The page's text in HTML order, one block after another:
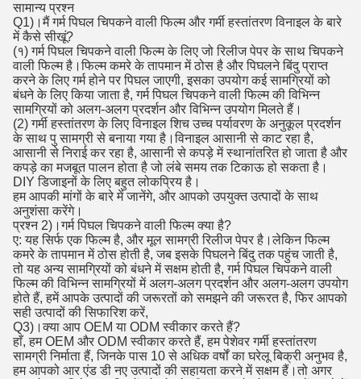
सामान्य प्रश्न
Q1)।मैं गर्म पिघल चिपकने वाली फिल्म और गर्मी हस्तांतरण विनाइल के बारे
में कैसे सीखूं?
(१) गर्म पिघल चिपकने वाली फिल्म के लिए जो रिलीज पेपर के साथ चिपकने
वाली फिल्म है।फिल्म कमरे के तापमान में ठोस है और पिघलने बिंदु प्राप्त
करने के लिए गर्म होने पर पिघल जाएगी, इसका उपयोग कई सामग्रियों को
बंधने के लिए किया जाता है, गर्म पिघल चिपकने वाली फिल्म की विभिन्न
सामग्रियों को अलग-अलग प्रदर्शन और विभिन्न उपयोग मिलते हैं।
(2) गर्मी हस्तांतरण के लिए विनाइल शिच उच्च पर्यावरण के अनुकूल प्रदर्शन
के साथ पु सामग्री से बनाया गया है।विनाइल आसानी से काट रहा है,
आसानी से निराई कर रहा है, आसानी से कपड़े में स्थानांतरित हो जाता है और
कपड़े का मजबूत पालन होता है जो लंबे समय तक टिकाऊ हो सकता है।
DIY डिजाइनों के लिए बहुत लोकप्रिय है।
हम आपकी मांगों के बारे में जानेंगे, और आपको उपयुक्त उत्पादों के साथ
अनुशंसा करेंगे।
प्रश्न 2)।गर्म पिघल चिपकने वाली फिल्म क्या है?
ए: यह सिर्फ एक फिल्म है, और मूल सामग्री रिलीज पेपर है।लेकिन फिल्म
कमरे के तापमान में ठोस होती है, जब इसके पिघलने बिंदु तक पहुंच जाती है,
तो यह अन्य सामग्रियों को बंधने में सक्षम होती है, गर्म पिघल चिपकने वाली
फिल्म की विभिन्न सामग्रियों में अलग-अलग प्रदर्शन और अलग-अलग उपयोग
होते हैं, हमें आपके उत्पादों की जरूरतों को समझने की जरूरत है, फिर आपको
सही उत्पादों की सिफारिश करें,
Q3)।क्या आप OEM या ODM स्वीकार करते हैं?
हाँ, हम OEM और ODM स्वीकार करते हैं, हम पेशेवर गर्मी हस्तांतरण
सामग्री निर्माता हैं, जिनके पास 10 से अधिक वर्षों का घरेलू बिक्री अनुभव है,
हम आपको आर एंड डी नए उत्पादों की सहायता करने में सक्षम हैं।तो अगर